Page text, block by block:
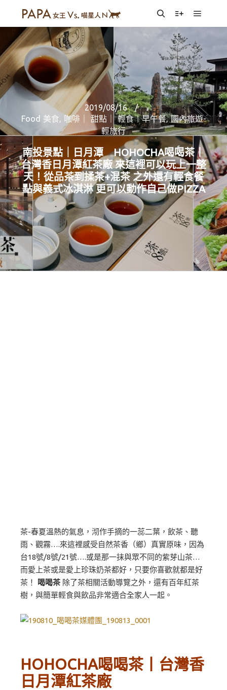
SearchMore info
Main
2019/08/16
Food 美食, 咖啡｜ 甜點｜ 輕食｜早午餐,國內旅遊-
輕旅行
南投景點｜日月潭 HOHOCHA喝喝茶丨
台灣香日月潭紅茶廠 來這裡可以玩上一整
天！從品茶到揉茶+混茶 之外還有輕食餐
點與義式冰淇淋 更可以動作自己做PIZZA
茶-春夏溫熱的氣息，沏作手摘的一蕊二葉，飲茶、聽
雨、觀霧….來這裡感受自然茶香（鄉）真實原味，因為
台18號/8號/21號….或是那一抹與眾不同的紫芽山茶…
而愛上茶或是愛上珍珠奶茶都好，只要你喜歡就都是好
茶！
喝喝茶 除了茶相關活動導覽之外，還有百年紅茶
樹，與簡單輕食與飲品非常適合全家人一起。
HOHOCHA喝喝茶丨台灣香
日月潭紅茶廠